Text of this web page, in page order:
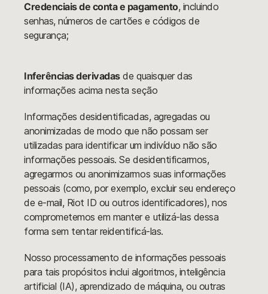
Credenciais de conta e pagamento, incluindo
senhas, números de cartões e códigos de
segurança;
Inferências derivadasde quaisquer das
informações acima nesta seção
Informações desidentificadas, agregadas ou
anonimizadas de modo que não possam ser
utilizadas para identificar um indivíduo não são
informações pessoais. Se desidentificarmos,
agregarmos ou anonimizarmos suas informações
pessoais (como, por exemplo, excluir seu endereço
de e-mail, Riot ID ou outros identificadores), nos
comprometemos em manter e utilizá-las dessa
forma sem tentar reidentificá-las.
Nosso processamento de informações pessoais
para tais propósitos inclui algoritmos, inteligência
artificial (IA), aprendizado de máquina, ou outras